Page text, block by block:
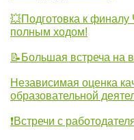
💥Подготовка к
полным ходом!
📝Большая встреча на
Независимая оценка
образовательной
❗Встречи с